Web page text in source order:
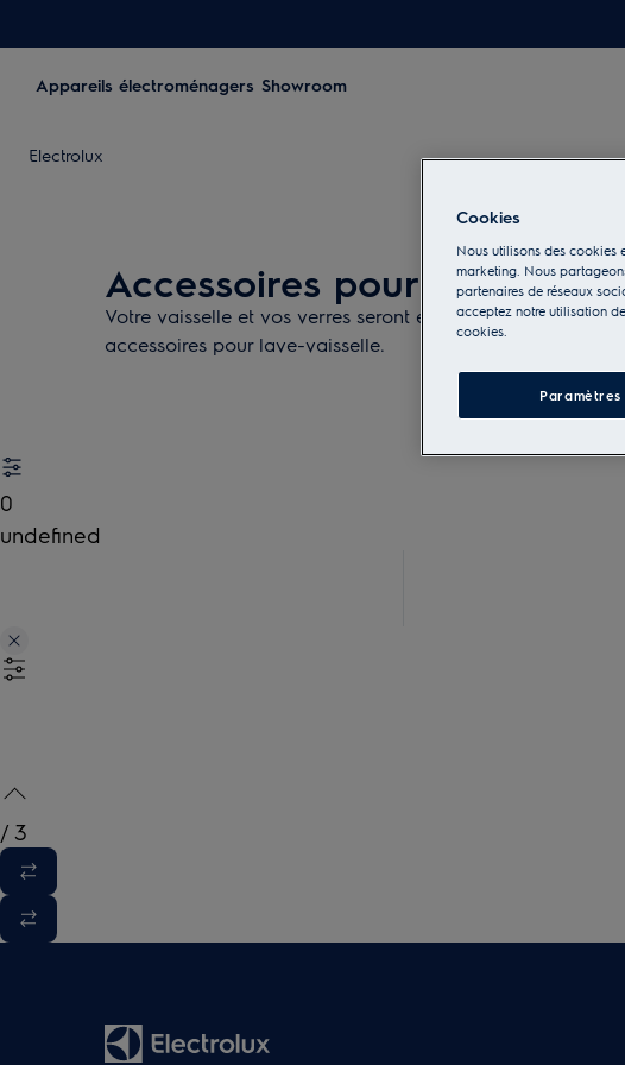
Appareils électroménagers Showroom
Electrolux
Accessoires pour lave-
Votre vaisselle et vos verres seront entre de bonnes mains
accessoires pour lave-vaisselle.
0
undefined
/ 3
Cookies
Nous utilisons des cookies
marketing. Nous
partenaires de réseaux
acceptez notre utilisation
cookies.